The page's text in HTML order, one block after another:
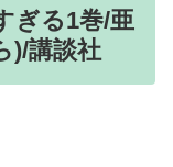
ぎる1巻/亜
)/講談社